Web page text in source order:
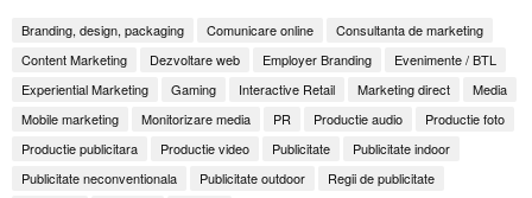
Branding, design, packaging Comunicare online
Consultanta de marketing
Content Marketing
Dezvoltare web Employer Branding
Evenimente / BTL
Experiential Marketing
Gaming Interactive Retail Marketing direct
Media
Mobile marketing
Monitorizare media PR Productie audio
Productie foto
Productie publicitara
Productie video Publicitate
Publicitate indoor
Publicitate neconventionala
Publicitate outdoor
Regii de publicitate